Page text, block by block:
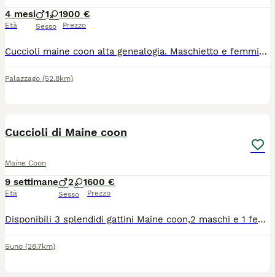
4 mesi
Età
1 1
Sesso
900 €
Prezzo
Cuccioli maine coon alta genealogia. Maschietto e femminuccia nati in data 01 aprile. Allevamento amatoriale in provincia di Bergamo. I piccoli possono già lasciare mamma gatta. Verranno ceduti sverminati, con doppia vaccinazione, microchip e pedigree ANFI. Contratto da compagnia. Genitori visibili e testati, FIV/FELV NN, HCM NN ed ecocardio nella norma. I piccoli sono abituati all'uso della lettiera e del tiragraffi. Nati e cresciuti in casa, molto socievoli e vivace. Visibili con i genitori.
Palazzago (52.8km)
Cuccioli di Maine coon
Maine Coon
9 settimane
Età
2 1
Sesso
600 €
Prezzo
Disponibili 3 splendidi gattini Maine coon,2 maschi e 1 femmina. I maschi sono di colore grigio -blu, uno con pezzatura bianca uno colorazione integrale. La femmina è color marrone cioccolato e pezzatura nera. Mamma tabby e papà black solid. I genitori sono testati e lastrati con pedigree Entrambi i genitori visibili.I cuccioli saranno ceduti senza pedigree.
Suno (28.7km)